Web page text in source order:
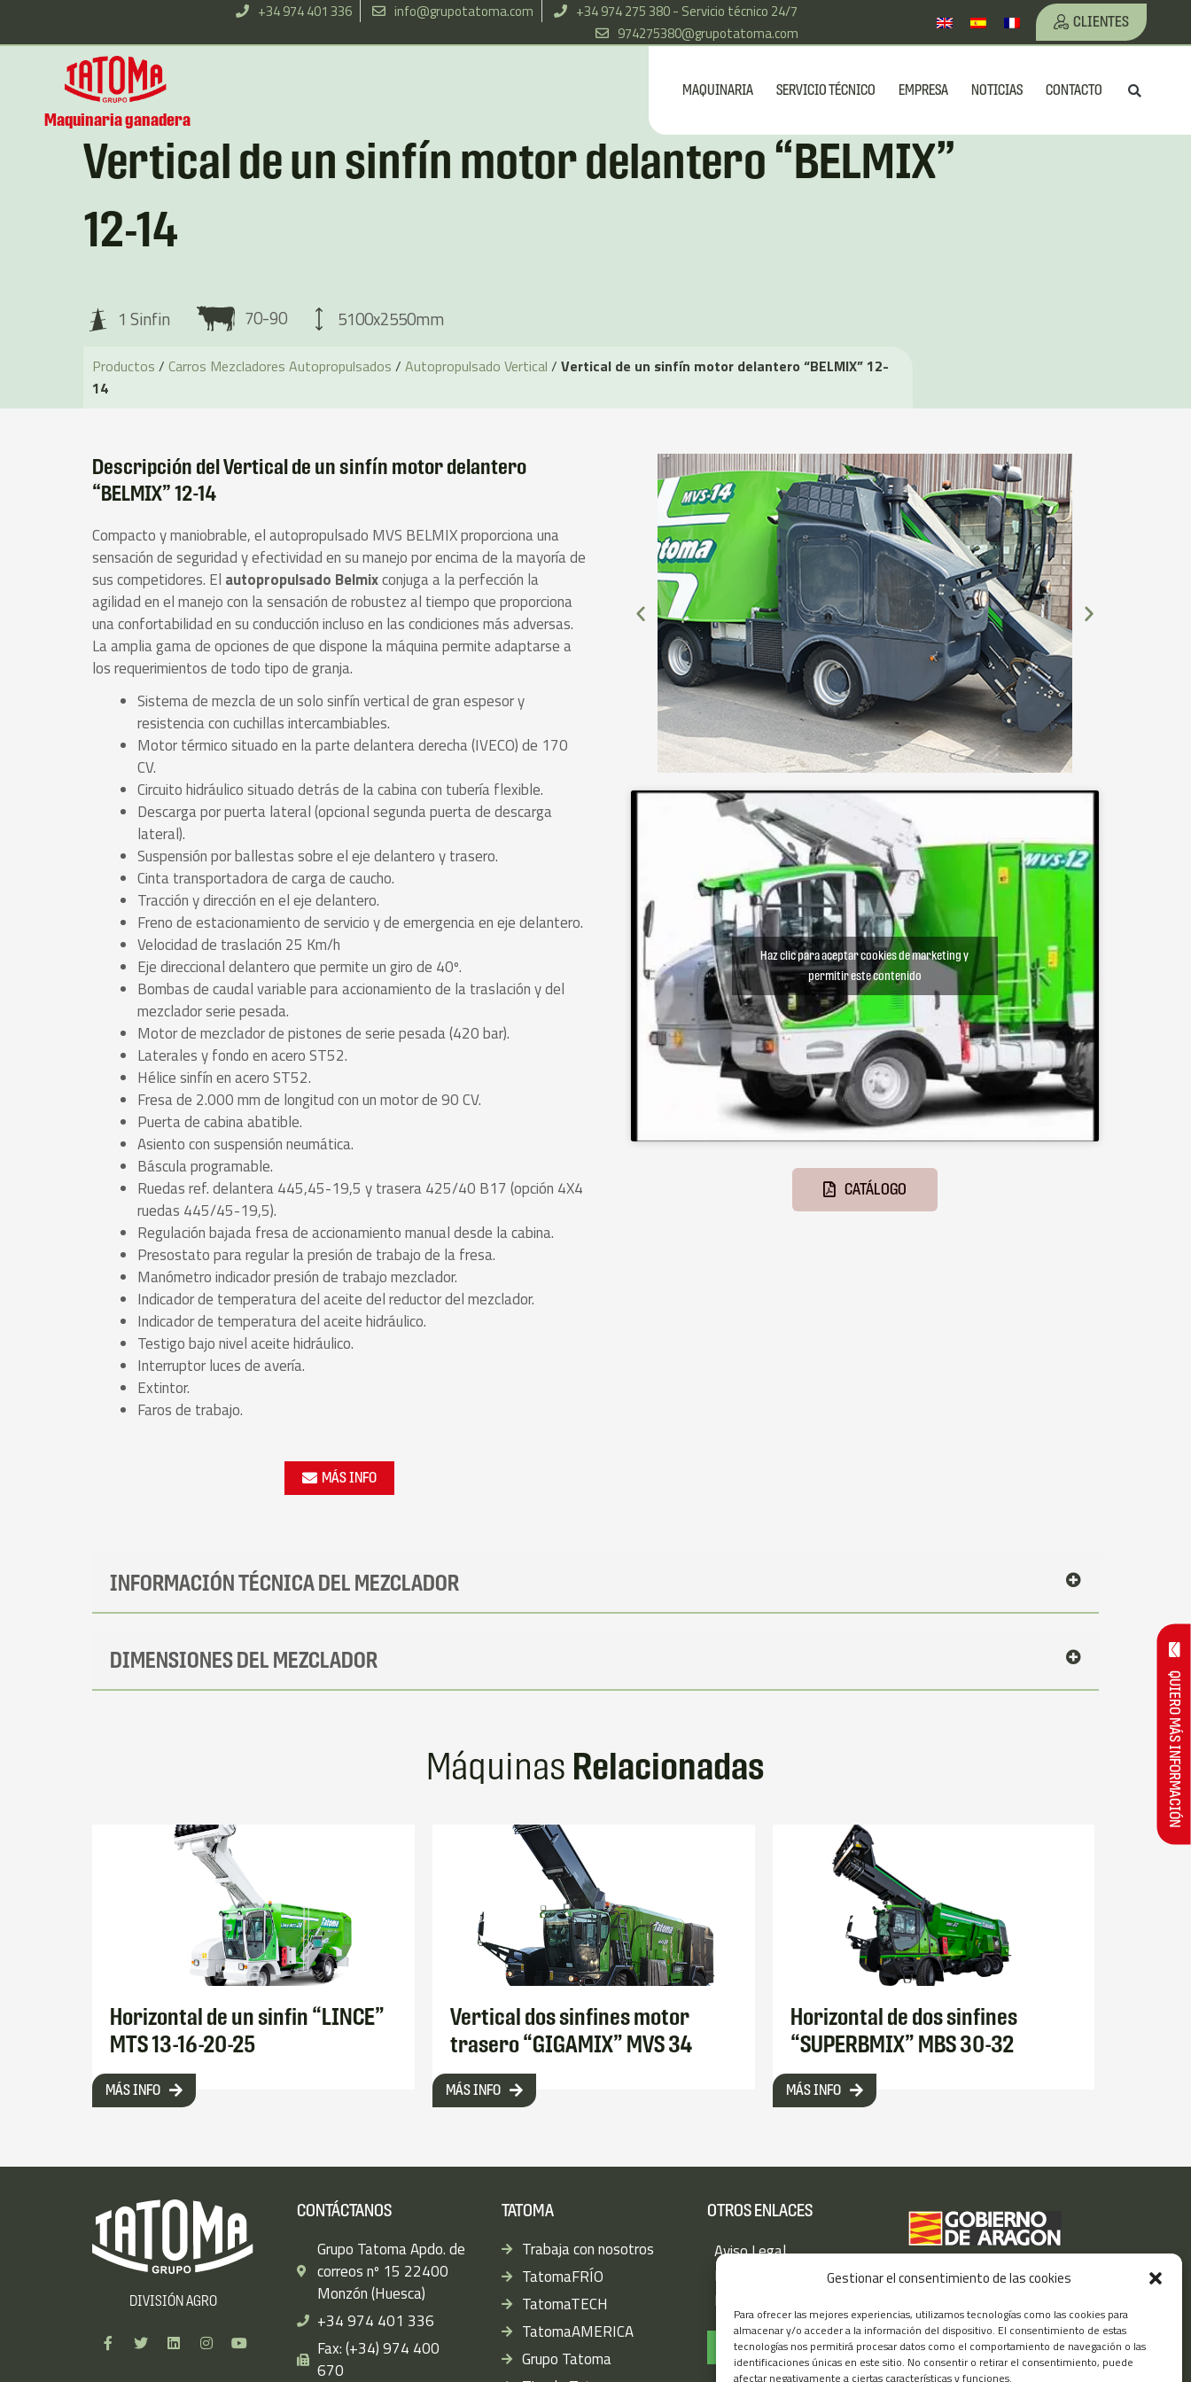
Gestionar el consentimiento de las cookies
Para ofrecer las mejores experiencias, utilizamos tecnologías como las cookies para
almacenar y/o acceder a la información del dispositivo. El consentimiento de estas
tecnologías nos permitirá procesar datos como el comportamiento de navegación o las
identificaciones únicas en este sitio. No consentir o retirar el consentimiento, puede
afectar negativamente a ciertas características y funciones.
contenido
+34 974 401 336 info@grupotatoma.com
+34 974 275 380 - Servicio técnico 24/7
974275380@grupotatoma.com
CLIENTES
Maquinaria ganadera
MAQUINARIA SERVICIO TÉCNICO EMPRESA NOTICIAS CONTACTO
Vertical de un sinfín motor delantero “BELMIX”
12-14
1 Sinfin 70-90 5100x2550mm
Productos /Carros Mezcladores Autopropulsados /Autopropulsado Vertical /Vertical de un sinfín motor delantero “BELMIX” 12-
14
Descripción del Vertical de un sinfín motor delantero
“BELMIX” 12-14
Compacto y maniobrable, el autopropulsado MVS BELMIX proporciona una
sensación de seguridad y efectividad en su manejo por encima de la mayoría de
sus competidores. El autopropulsado Belmixconjuga a la perfección la
agilidad en el manejo con la sensación de robustez al tiempo que proporciona
una confortabilidad en su conducción incluso en las condiciones más adversas.
La amplia gama de opciones de que dispone la máquina permite adaptarse a
los requerimientos de todo tipo de granja.
Sistema de mezcla de un solo sinfín vertical de gran espesor y
resistencia con cuchillas intercambiables.
Motor térmico situado en la parte delantera derecha (IVECO) de 170
CV.
Circuito hidráulico situado detrás de la cabina con tubería flexible.
Descarga por puerta lateral (opcional segunda puerta de descarga
lateral).
Suspensión por ballestas sobre el eje delantero y trasero.
Cinta transportadora de carga de caucho.
Tracción y dirección en el eje delantero.
Freno de estacionamiento de servicio y de emergencia en eje delantero.
Velocidad de traslación 25 Km/h
Eje direccional delantero que permite un giro de 40º.
Bombas de caudal variable para accionamiento de la traslación y del
mezclador serie pesada.
Motor de mezclador de pistones de serie pesada (420 bar).
Laterales y fondo en acero ST52.
Hélice sinfín en acero ST52.
Fresa de 2.000 mm de longitud con un motor de 90 CV.
Puerta de cabina abatible.
Asiento con suspensión neumática.
Báscula programable.
Ruedas ref. delantera 445,45-19,5 y trasera 425/40 B17 (opción 4X4
ruedas 445/45-19,5).
Regulación bajada fresa de accionamiento manual desde la cabina.
Presostato para regular la presión de trabajo de la fresa.
Manómetro indicador presión de trabajo mezclador.
Indicador de temperatura del aceite del reductor del mezclador.
Indicador de temperatura del aceite hidráulico.
Testigo bajo nivel aceite hidráulico.
Interruptor luces de avería.
Extintor.
Faros de trabajo.
MÁS INFO
Haz clic para aceptar cookies de marketing y
permitir este contenido
CATÁLOGO
QUIERO MÁS INFORMACIÓN
INFORMACIÓN TÉCNICA DEL MEZCLADOR
DIMENSIONES DEL MEZCLADOR
Máquinas Relacionadas
Horizontal de un sinfin “LINCE”
MTS 13-16-20-25
MÁS INFO
Vertical dos sinfines motor
trasero “GIGAMIX” MVS 34
MÁS INFO
Horizontal de dos sinfines
“SUPERBMIX” MBS 30-32
MÁS INFO
DIVISIÓN AGRO
a
c i n s u
CONTÁCTANOS
Grupo Tatoma Apdo. de
correos nº 15 22400
Monzón (Huesca)
+34 974 401 336
Fax: (+34) 974 400
670
TATOMA
Trabaja con nosotros
TatomaFRÍO
TatomaTECH
TatomaAMERICA
Grupo Tatoma
OTROS ENLACES
Aviso Legal
Política de Privacidad
Política de cookies
Canal Ético